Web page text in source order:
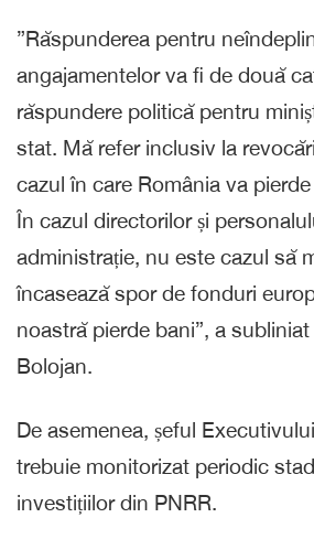
”Răspunderea pentru
angajamentelor va fi de două
răspundere politică pentru
stat. Mă refer inclusiv la
cazul în care România va
În cazul directorilor și
administrație, nu este cazul să
încasează spor de fonduri
noastră pierde bani”, a
Bolojan.
De asemenea, șeful
trebuie monitorizat periodic
investițiilor din PNRR.